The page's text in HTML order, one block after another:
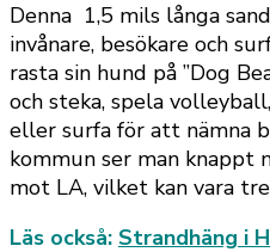
Denna 1,5 mils långa
invånare, besökare och
rasta sin hund på ”Dog
och steka, spela
eller surfa för att nämna
kommun ser man knappt
mot LA, vilket kan vara
Läs också: Strandhäng i